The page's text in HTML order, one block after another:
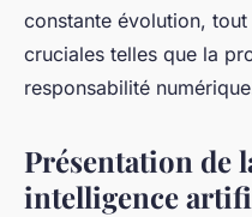
constante évolution,
cruciales telles que la
responsabilité
Présentation de
intelligence